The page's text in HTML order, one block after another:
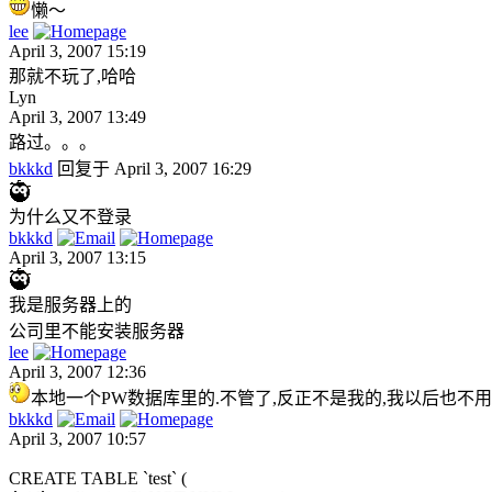
懒～
lee
April 3, 2007 15:19
那就不玩了,哈哈
Lyn
April 3, 2007 13:49
路过。。。
bkkkd 回复于 April 3, 2007 16:29
为什么又不登录
bkkkd
April 3, 2007 13:15
我是服务器上的
公司里不能安装服务器
lee
April 3, 2007 12:36
本地一个PW数据库里的.不管了,反正不是我的,我以后也不
bkkkd
April 3, 2007 10:57
CREATE TABLE `test` (